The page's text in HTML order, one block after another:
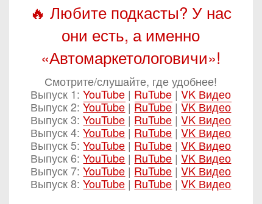
🔥 Любите подкасты? У нас
они есть, а именно
«Автомаркетологовичи»!
Смотрите/слушайте, где удобнее!
Выпуск 1:YouTube | RuTube|VK Видео
Выпуск 2:YouTube| RuTube|VK Видео
Выпуск 3:YouTube | RuTube |VK Видео
Выпуск 4:YouTube | RuTube |VK Видео
Выпуск 5:YouTube | RuTube |VK Видео
Выпуск 6:YouTube | RuTube |VK Видео
Выпуск 7:YouTube | RuTube |VK Видео
Выпуск 8:YouTube | RuTube |VK Видео